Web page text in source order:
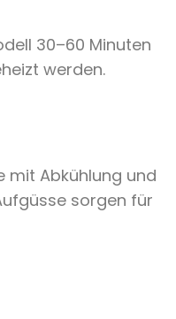
30–60 Minuten
werden.
mit Abkühlung und
sorgen für